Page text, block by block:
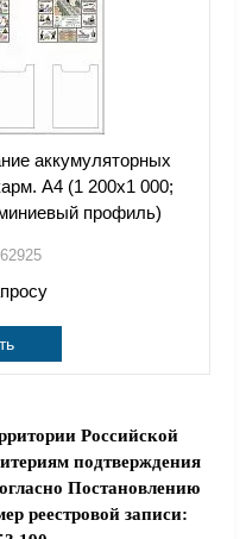
аккумуляторных
А4 (1 200х1 000;
профиль)
Российской
подтверждения
Постановлению
реестровой записи: